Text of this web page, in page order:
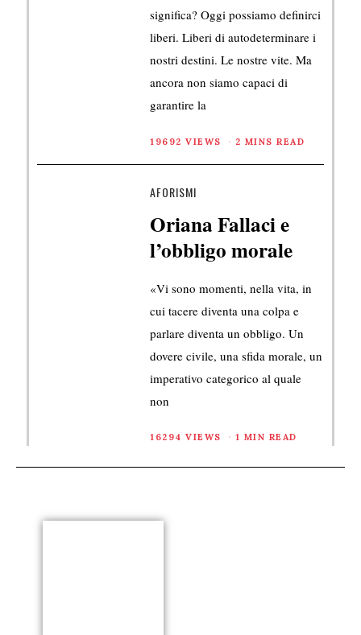
significa? Oggi possiamo definirci
liberi. Liberi di autodeterminare i
nostri destini. Le nostre vite. Ma
ancora non siamo capaci di
garantire la
19692 VIEWS 2 MINS READ
AFORISMI
Oriana Fallaci e
l’obbligo morale
«Vi sono momenti, nella vita, in
cui tacere diventa una colpa e
parlare diventa un obbligo. Un
dovere civile, una sfida morale, un
imperativo categorico al quale
non
16294 VIEWS 1 MIN READ